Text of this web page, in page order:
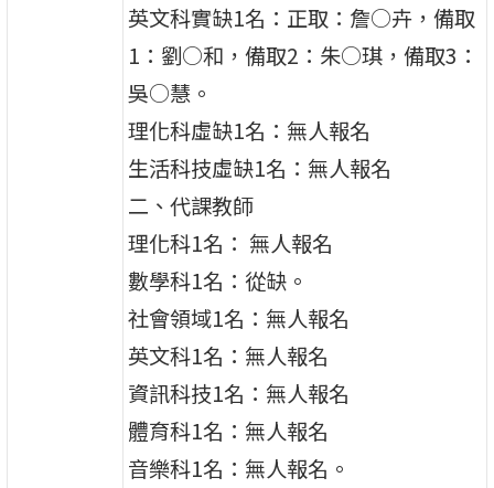
英文科實缺1名：正取：詹○卉，備取
1：劉○和，備取2：朱○琪，備取3：
吳○慧。
理化科虛缺1名：無人報名
生活科技虛缺1名：無人報名
二、代課教師
理化科1名： 無人報名
數學科1名：從缺。
社會領域1名：無人報名
英文科1名：無人報名
資訊科技1名：無人報名
體育科1名：無人報名
音樂科1名：無人報名。